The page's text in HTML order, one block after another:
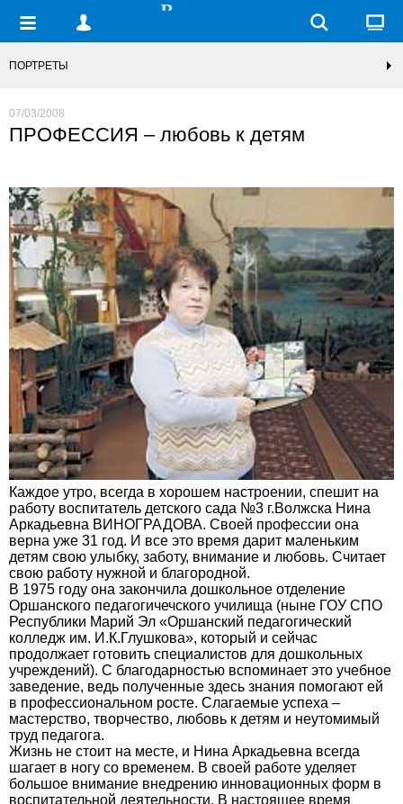
ПОРТРЕТЫ
07/03/2008
ПРОФЕССИЯ – любовь к детям
Каждое утро, всегда в хорошем настроении, спешит на
работу воспитатель детского сада №3 г.Волжска Нина
Аркадьевна ВИНОГРАДОВА. Своей профессии она
верна уже 31 год. И все это время дарит маленьким
детям свою улыбку, заботу, внимание и любовь. Считает
свою работу нужной и благородной.
В 1975 году она закончила дошкольное отделение
Оршанского педагогичечского училища (ныне ГОУ СПО
Республики Марий Эл «Оршанский педагогический
колледж им. И.К.Глушкова», который и сейчас
продолжает готовить специалистов для дошкольных
учреждений). С благодарностью вспоминает это учебное
заведение, ведь полученные здесь знания помогают ей
в профессиональном росте. Слагаемые успеха –
мастерство, творчество, любовь к детям и неутомимый
труд педагога.
Жизнь не стоит на месте, и Нина Аркадьевна всегда
шагает в ногу со временем. В своей работе уделяет
большое внимание внедрению инновационных форм в
воспитательной деятельности. В настоящее время